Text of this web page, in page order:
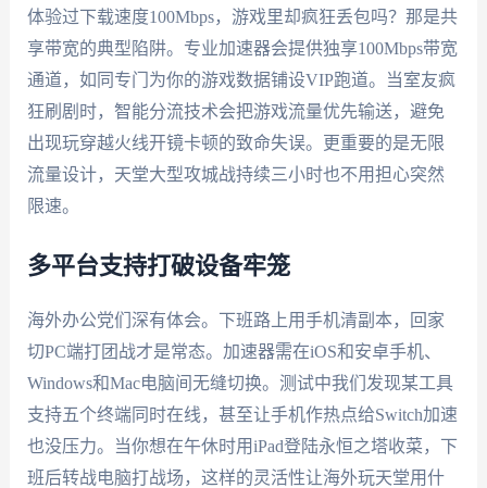
体验过下载速度100Mbps，游戏里却疯狂丢包吗？那是共
享带宽的典型陷阱。专业加速器会提供独享100Mbps带宽
通道，如同专门为你的游戏数据铺设VIP跑道。当室友疯
狂刷剧时，智能分流技术会把游戏流量优先输送，避免
出现玩穿越火线开镜卡顿的致命失误。更重要的是无限
流量设计，天堂大型攻城战持续三小时也不用担心突然
限速。
多平台支持打破设备牢笼
海外办公党们深有体会。下班路上用手机清副本，回家
切PC端打团战才是常态。加速器需在iOS和安卓手机、
Windows和Mac电脑间无缝切换。测试中我们发现某工具
支持五个终端同时在线，甚至让手机作热点给Switch加速
也没压力。当你想在午休时用iPad登陆永恒之塔收菜，下
班后转战电脑打战场，这样的灵活性让海外玩天堂用什